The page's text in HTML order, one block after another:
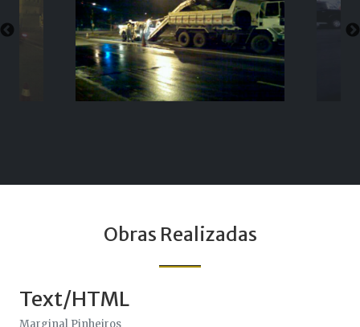
Obras Realizadas
Text/HTML
Marginal Pinheiros